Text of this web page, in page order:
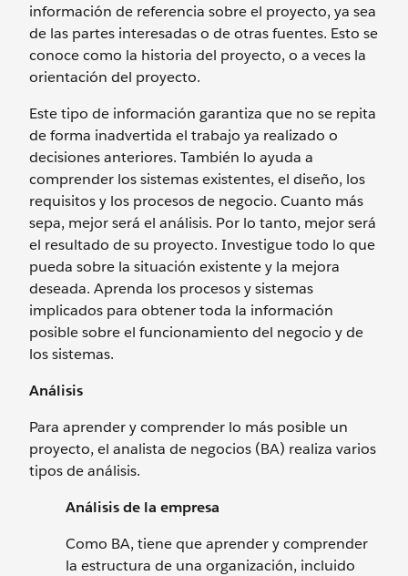
información de referencia sobre el proyecto, ya sea
de las partes interesadas o de otras fuentes. Esto se
conoce como la historia del proyecto, o a veces la
orientación del proyecto.
Este tipo de información garantiza que no se repita
de forma inadvertida el trabajo ya realizado o
decisiones anteriores. También lo ayuda a
comprender los sistemas existentes, el diseño, los
requisitos y los procesos de negocio. Cuanto más
sepa, mejor será el análisis. Por lo tanto, mejor será
el resultado de su proyecto. Investigue todo lo que
pueda sobre la situación existente y la mejora
deseada. Aprenda los procesos y sistemas
implicados para obtener toda la información
posible sobre el funcionamiento del negocio y de
los sistemas.
Análisis
Para aprender y comprender lo más posible un
proyecto, el analista de negocios (BA) realiza varios
tipos de análisis.
Análisis de la empresa
Como BA, tiene que aprender y comprender
la estructura de una organización, incluido